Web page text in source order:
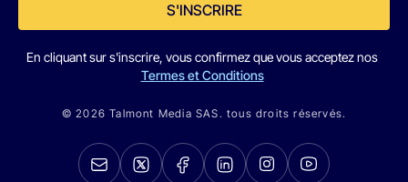
S'INSCRIRE
En cliquant sur s'inscrire, vous confirmez que vous acceptez nos
Termes et Conditions
© 2026 Talmont Media SAS. tous droits réservés.